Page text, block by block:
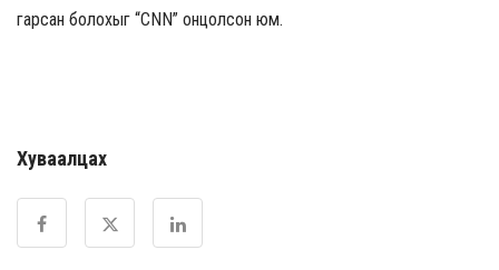
гарсан болохыг “CNN” онцолсон юм.
Хуваалцах